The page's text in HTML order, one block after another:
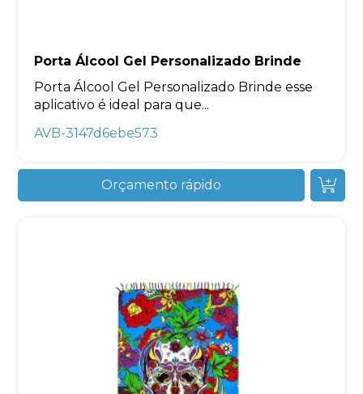
Porta Álcool Gel Personalizado Brinde
Porta Álcool Gel Personalizado Brinde esse
aplicativo é ideal para que...
AVB-3147d6ebe573
Orçamento rápido